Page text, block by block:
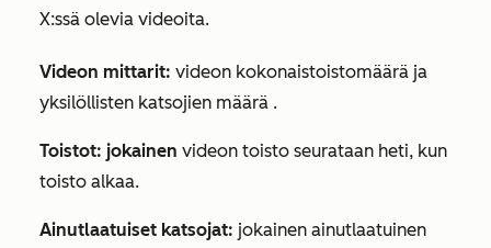
X:ssä olevia videoita.
Videon mittarit: videon kokonaistoistomäärä ja
yksilöllisten katsojien määrä .
Toistot: jokainen videon toisto seurataan heti, kun
toisto alkaa.
Ainutlaatuiset katsojat: jokainen ainutlaatuinen